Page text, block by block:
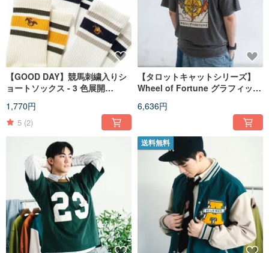
【GOOD DAY】競馬刺繍入りシ
ョートソックス - 3 色展開
1,770円
5 (2)
【タロットキャットシリーズ】
Wheel of Fortune グラフィック
(ZT1699)
6,636円
送料無料